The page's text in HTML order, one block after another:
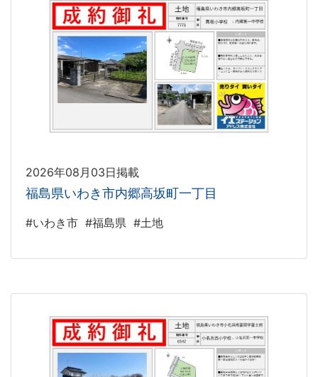
2026年08月03日掲載
福島県いわき市内郷高坂町一丁目
#いわき市 #福島県 #土地